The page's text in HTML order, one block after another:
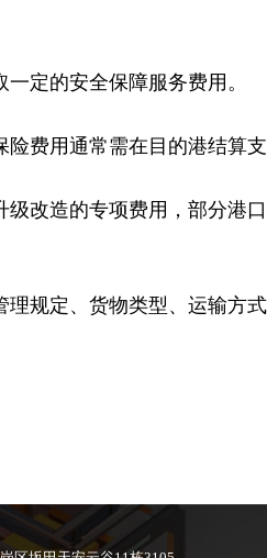
定的安全保障服务费用。
费用通常需在目的港结算支
改造的专项费用，部分港
规定、货物类型、运输方